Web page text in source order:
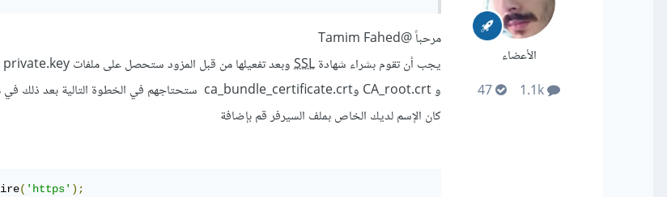
الأعضاء
مرحباً@Tamim Fahed
يجب أن تقوم بشراء شهادةSSL
كان الإسم لديك الخاص بملف السيرفر قم بإضافة
( 'https' );